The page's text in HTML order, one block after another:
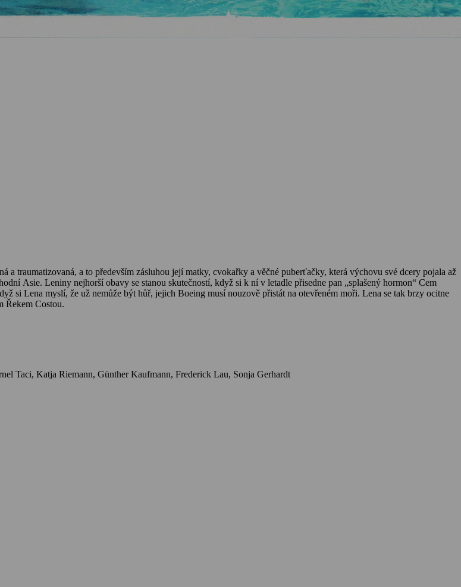
a traumatizovaná, a to především zásluhou její matky, cvokařky a věčné puberťačky, která výchovu své dcery pojala až
Asie. Leniny nejhorší obavy se stanou skutečností, když si k ní v letadle přisedne pan „splašený hormon“ Cem
si Lena myslí, že už nemůže být hůř, jejich Boeing musí nouzově přistát na otevřeném moři. Lena se tak brzy ocitne
Řekem Costou.
Herci: Josefine Preuß, Elyas M'Barek, Anna Stieblich, Adnan Maral, Pegah Ferydoni, Arnel Taci, Katja Riemann, Günther Kaufmann, Frederick Lau, Sonja Gerhardt